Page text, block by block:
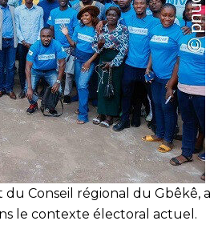
Conseil régional du Gbêkê, a
le contexte électoral actuel.